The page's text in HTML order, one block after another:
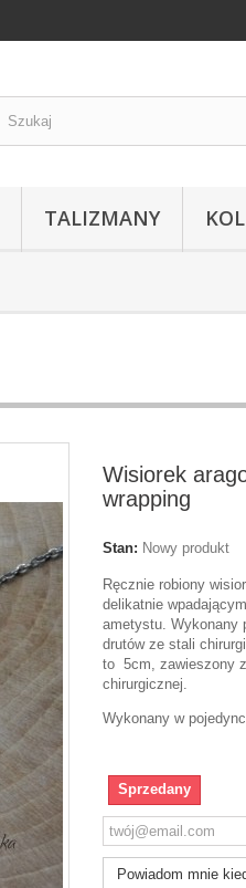
TALIZMANY
Wisiorek
wrapping
Stan: Nowy produkt
Ręcznie robiony
delikatnie
ametystu. Wykonany
drutów ze stali
to 5cm, zawieszony
chirurgicznej.
Wykonany w
Sprzedany
Powiadom mnie